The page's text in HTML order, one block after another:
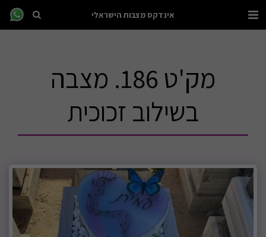
אינדקס מצבות הישראלי
מק'ט 186. מצבה
בשילוב זכוכית